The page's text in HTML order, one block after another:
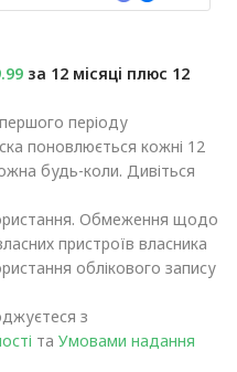
за 12 місяці плюс 12
періоду
поновлюється кожні 12
будь-коли. Дивіться
Обмеження щодо
пристроїв власника
облікового запису
з
та Умовами надання